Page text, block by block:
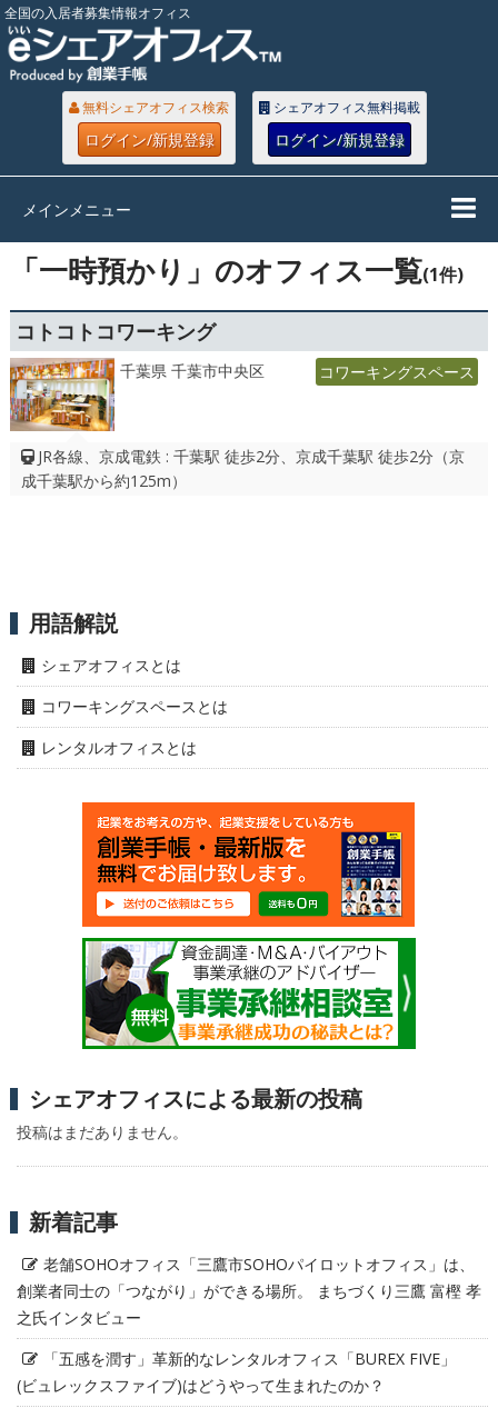
全国の入居者募集情報オフィス
無料シェアオフィス検索
ログイン/新規登録
シェアオフィス無料掲載
ログイン/新規登録
メインメニュー
「一時預かり」のオフィス一覧(1件)
コトコトコワーキング
千葉県 千葉市中央区 コワーキングスペース
JR各線、京成電鉄 : 千葉駅 徒歩2分、京成千葉駅 徒歩2分（京
成千葉駅から約125m）
用語解説
シェアオフィスとは
コワーキングスペースとは
レンタルオフィスとは
シェアオフィスによる最新の投稿
投稿はまだありません。
新着記事
老舗SOHOオフィス「三鷹市SOHOパイロットオフィス」は、
創業者同士の「つながり」ができる場所。 まちづくり三鷹 富樫 孝
之氏インタビュー
「五感を潤す」革新的なレンタルオフィス「BUREX FIVE」
(ビュレックスファイブ)はどうやって生まれたのか？